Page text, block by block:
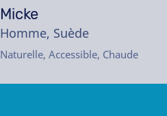
Micke
Homme, Suède
Naturelle, Accessible, Chaude